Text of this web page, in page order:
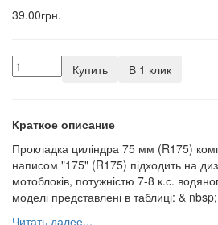
39.00грн.
Купить В 1 клик
Краткое описание
Прокладка циліндра 75 мм (R175)
написом "175" (R175) підходить на
мотоблоків, потужністю 7-8 к.с.
моделі представлені в таблиці: &
Читать далее...